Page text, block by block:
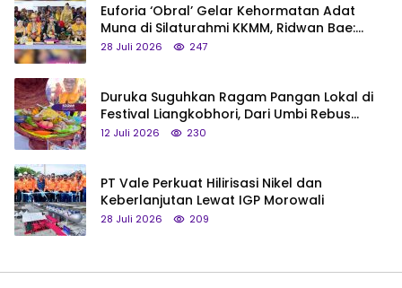
Euforia ‘Obral’ Gelar Kehormatan Adat
Muna di Silaturahmi KKMM, Ridwan Bae:
Saya Bukan Tipe Begitu, Belum Pantas!
28 Juli 2026 247
Duruka Suguhkan Ragam Pangan Lokal di
Festival Liangkobhori, Dari Umbi Rebus
hingga Tumpeng Beras Muna
12 Juli 2026 230
PT Vale Perkuat Hilirisasi Nikel dan
Keberlanjutan Lewat IGP Morowali
28 Juli 2026 209